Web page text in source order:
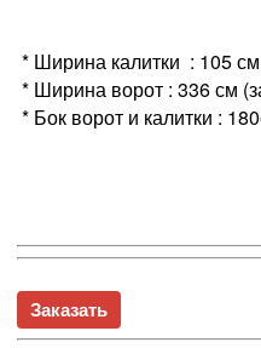
* Ширина калитки : 105 см
* Ширина ворот : 336 см
* Бок ворот и калитки :
Заказать